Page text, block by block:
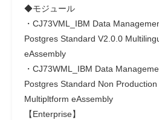
◆モジュール
・CJ73VML_IBM Data
Postgres Standard V2.0.0
eAssembly
・CJ73WML_IBM Data
Postgres Standard Non
Multipltform eAssembly
【Enterprise】